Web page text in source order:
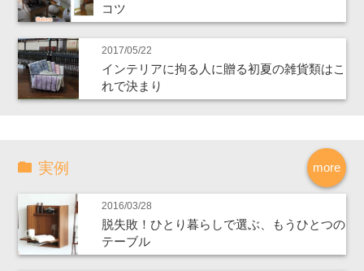
コツ
2017/05/22
インテリアに拘る人に贈る初夏の雑貨類はこ
れで決まり
more
実例
2016/03/28
脱失敗！ひとり暮らしで選ぶ、もうひとつの
テーブル